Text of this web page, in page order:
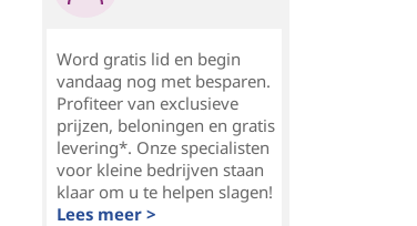
Word gratis lid en begin
vandaag nog met besparen.
Profiteer van exclusieve
prijzen, beloningen en gratis
levering*. Onze specialisten
voor kleine bedrijven staan
klaar om u te helpen slagen!
Lees meer >